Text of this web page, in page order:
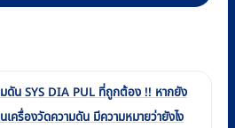
มดัน SYS DIA PUL ที่ถูกต้อง !! หากยัง
เครื่องวัดความดัน มีความหมายว่ายังไง